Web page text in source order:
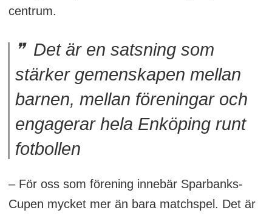
centrum.
Det är en satsning som
stärker gemenskapen mellan
barnen, mellan föreningar och
engagerar hela Enköping runt
fotbollen
– För oss som förening innebär Sparbanks-
Cupen mycket mer än bara matchspel. Det är